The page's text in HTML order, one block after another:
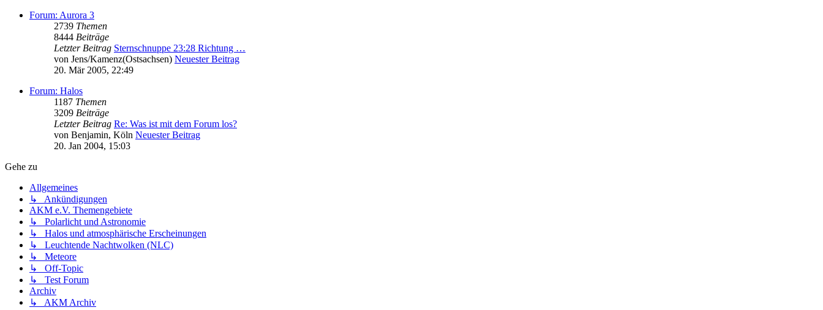
Forum: Aurora 3
2739 Themen
8444 Beiträge
Letzter Beitrag Sternschnuppe 23:28 Richtung …
von Jens/Kamenz(Ostsachsen) Neuester Beitrag
20. Mär 2005, 22:49
Forum: Halos
1187 Themen
3209 Beiträge
Letzter Beitrag Re: Was ist mit dem Forum los?
von Benjamin, Köln Neuester Beitrag
20. Jan 2004, 15:03
Gehe zu
Allgemeines
↳ Ankündigungen
AKM e.V. Themengebiete
↳ Polarlicht und Astronomie
↳ Halos und atmosphärische Erscheinungen
↳ Leuchtende Nachtwolken (NLC)
↳ Meteore
↳ Off-Topic
↳ Test Forum
Archiv
↳ AKM Archiv